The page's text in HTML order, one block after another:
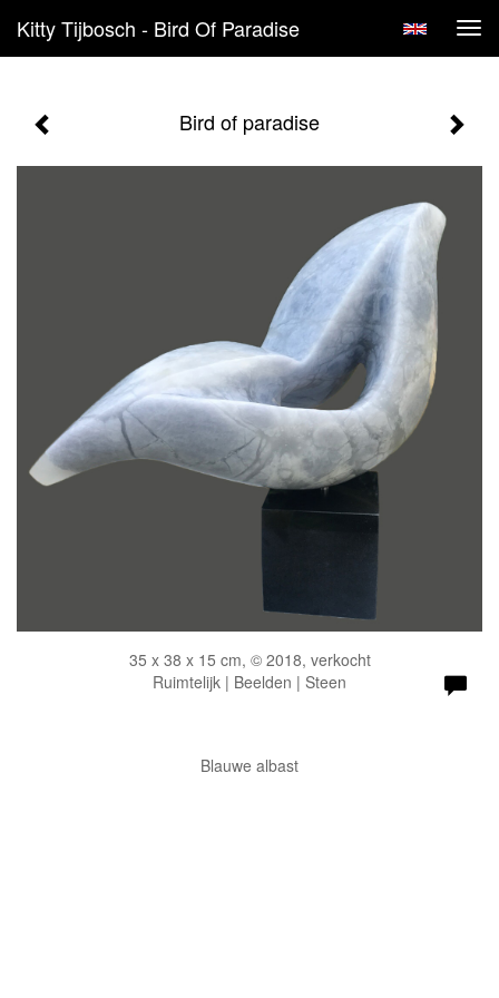
Kitty Tijbosch - Bird Of Paradise
Bird of paradise
35 x 38 x 15 cm, © 2018, verkocht
Ruimtelijk | Beelden | Steen
Blauwe albast